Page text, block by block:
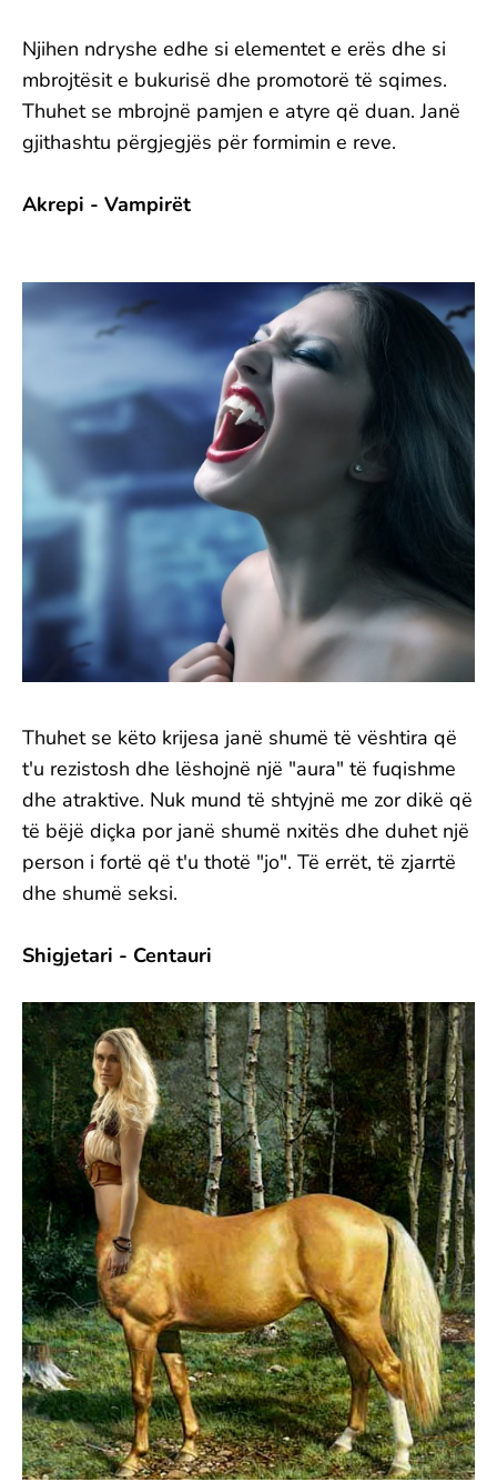
Njihen ndryshe edhe si elementet e erës dhe si
mbrojtësit e bukurisë dhe promotorë të sqimes.
Thuhet se mbrojnë pamjen e atyre që duan. Janë
gjithashtu përgjegjës për formimin e reve.
Akrepi - Vampirët
Thuhet se këto krijesa janë shumë të vështira që
t'u rezistosh dhe lëshojnë një "aura" të fuqishme
dhe atraktive. Nuk mund të shtyjnë me zor dikë që
të bëjë diçka por janë shumë nxitës dhe duhet një
person i fortë që t'u thotë "jo". Të errët, të zjarrtë
dhe shumë seksi.
Shigjetari - Centauri